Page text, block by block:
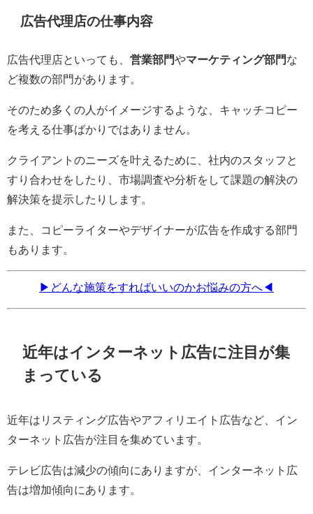
広告代理店の仕事内容
広告代理店といっても、 営業部門やマーケティング部門な
ど複数の部門があります。
そのため多くの人がイメージするような、キャッチコピー
を考える仕事ばかりではありません。
クライアントのニーズを叶えるために、社内のスタッフと
すり合わせをしたり、市場調査や分析をして課題の解決の
解決策を提示したりします。
また、コピーライターやデザイナーが広告を作成する部門
もあります。
▶どんな施策をすればいいのかお悩みの方へ◀
近年はインターネット広告に注目が集
まっている
近年はリスティング広告やアフィリエイト広告など、イン
ターネット広告が注目を集めています。
テレビ広告は減少の傾向にありますが、インターネット広
告は増加傾向にあります。